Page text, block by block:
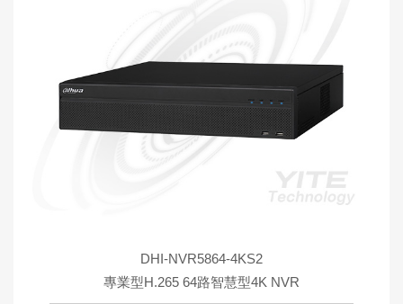
DHI-NVR5864-4KS2
專業型H.265 64路智慧型4K NVR